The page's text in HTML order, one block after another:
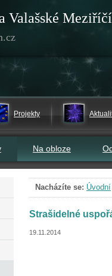
Valašské Meziříčí
Projekty
Na obloze
Nacházíte se: Úvodní
Strašidelné
19.11.2014